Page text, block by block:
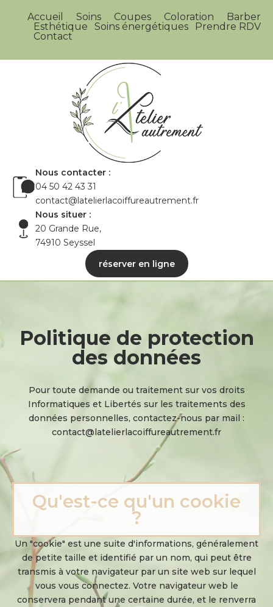
Accueil Soins Coupes Coloration
Barber
Esthétique
Soins énergétiques
Prendre RDV
Contact
Nous contacter :
04 50 42 43 31
contact@latelierlacoiffureautrement.fr
Nous situer :
20 Grande Rue,
74910 Seyssel
réserver en ligne
Politique de protection
des données
Pour toute demande ou traitement sur vos droits
Informatiques et Libertés sur les traitements des
données personnelles, contactez-nous par mail :
contact@latelierlacoiffureautrement.fr
Qu'est-ce qu'un cookie
?
Un "cookie" est une suite d'informations, généralement
de petite taille et identifié par un nom, qui peut être
transmis à votre navigateur par un site web sur lequel
vous vous connectez. Votre navigateur web le
conservera pendant une certaine durée, et le renverra